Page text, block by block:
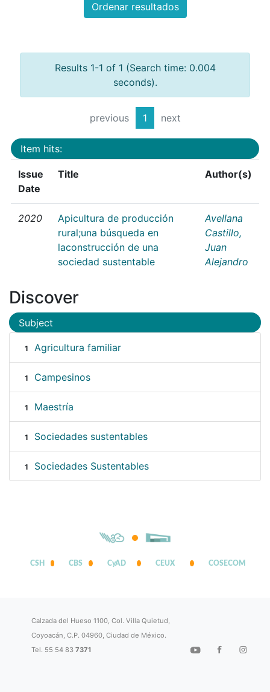
Ordenar resultados
Results 1-1 of 1 (Search time: 0.004
seconds).
previous 1 next
Item hits:
Issue
Date
Title Author(s)
2020
Apicultura de producción
rural;una búsqueda en
laconstrucción de una
sociedad sustentable
Avellana
Castillo,
Juan
Alejandro
Discover
Subject
1 Agricultura familiar
1 Campesinos
1 Maestría
1 Sociedades sustentables
1 Sociedades Sustentables
CSH CBS CyAD CEUX COSECOM
Calzada del Hueso 1100, Col. Villa Quietud,
Coyoacán, C.P. 04960, Ciudad de México.
Tel. 55 54 837371